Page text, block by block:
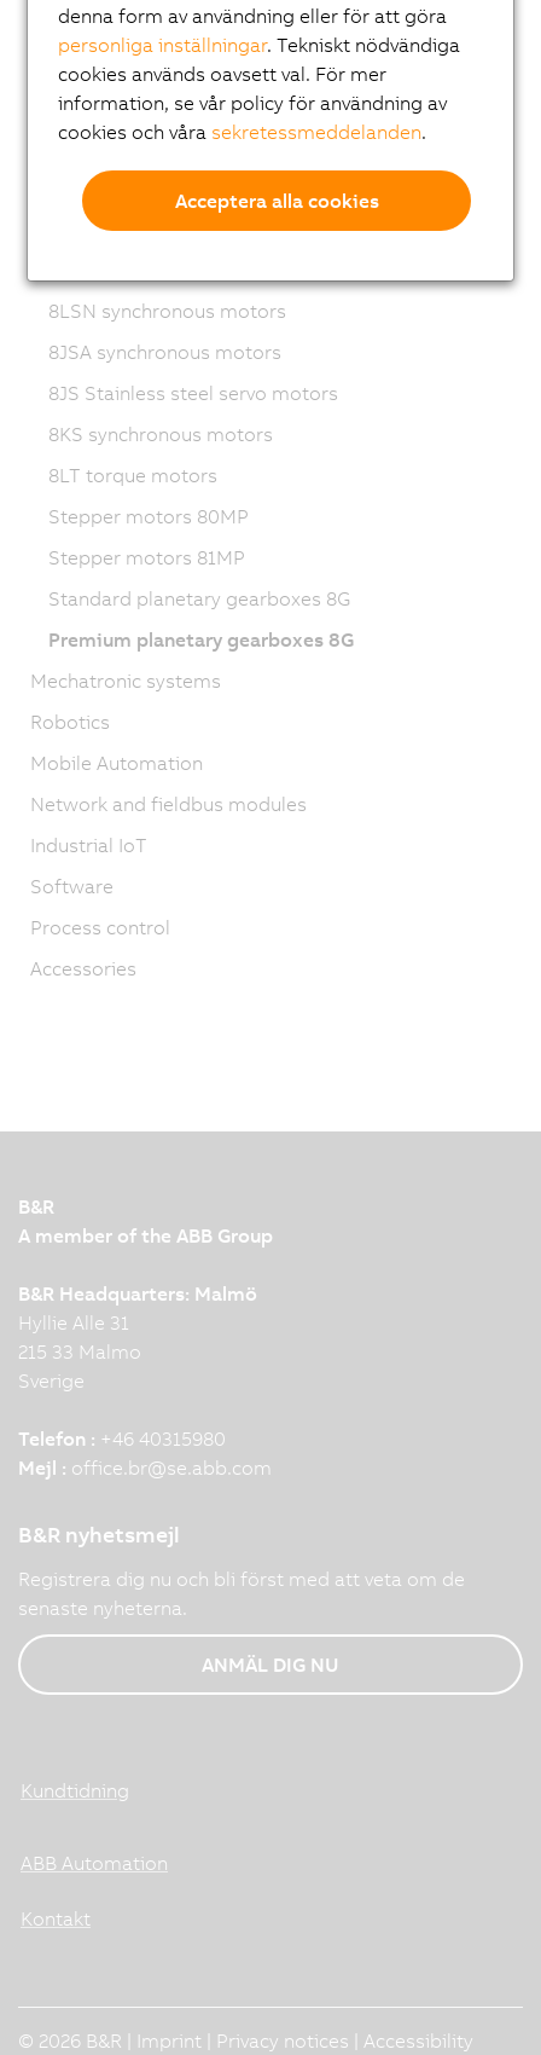
ACOPOSmotor Compact
8WSA servo motors
8WSB gear motors
8LVA synchronous motors
8LVB gear motors
8LWA synchronous motors
8LSN synchronous motors
8JSA synchronous motors
8JS Stainless steel servo motors
8KS synchronous motors
8LT torque motors
Stepper motors 80MP
Stepper motors 81MP
Standard planetary gearboxes 8G
Premium planetary gearboxes 8G
Mechatronic systems
Robotics
Mobile Automation
Network and fieldbus modules
Industrial IoT
Software
Process control
Accessories
B&R
A member of the ABB Group
B&R Headquarters: Malmö
Hyllie Alle 31
215 33 Malmo
Sverige
Telefon : +46 40315980
Mejl : office.br@se.abb.com
B&R nyhetsmejl
Registrera dig nu och bli först med att veta om de
senaste nyheterna.
ANMÄL DIG NU
Kundtidning
ABB Automation
Kontakt
© 2026 B&R | Imprint Privacy notices Accessibility
denna form av användning eller för att göra
personliga inställningar. Tekniskt nödvändiga
cookies används oavsett val. För mer
information, se vår policy för användning av
cookies och våra sekretessmeddelanden.
Acceptera alla cookies